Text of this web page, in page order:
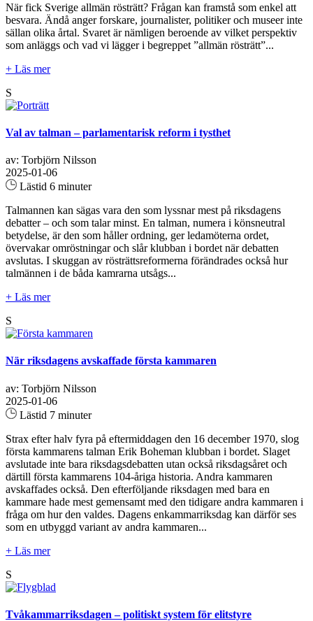
När fick Sverige allmän rösträtt? Frågan kan framstå som enkel att
besvara. Ändå anger forskare, journalister, politiker och museer inte
sällan olika årtal. Svaret är nämligen beroende av vilket perspektiv
som anläggs och vad vi lägger i begreppet ”allmän rösträtt”...
+ Läs mer
S
Val av talman – parlamentarisk reform i tysthet
av: Torbjörn Nilsson
2025-01-06
Lästid 6 minuter
Talmannen kan sägas vara den som lyssnar mest på riksdagens
debatter – och som talar minst. En talman, numera i könsneutral
betydelse, är den som håller ordning, ger ledamöterna ordet,
övervakar omröstningar och slår klubban i bordet när debatten
avslutas. I skuggan av rösträttsreformerna förändrades också hur
talmännen i de båda kamrarna utsågs...
+ Läs mer
S
När riksdagens avskaffade första kammaren
av: Torbjörn Nilsson
2025-01-06
Lästid 7 minuter
Strax efter halv fyra på eftermiddagen den 16 december 1970, slog
första kammarens talman Erik Boheman klubban i bordet. Slaget
avslutade inte bara riksdagsdebatten utan också riksdagsåret och
därtill första kammarens 104-åriga historia. Andra kammaren
avskaffades också. Den efterföljande riksdagen med bara en
kammare hade mest gemensamt med den tidigare andra kammaren i
fråga om hur den valdes. Dagens enkammarriksdag kan därför ses
som en utbyggd variant av andra kammaren...
+ Läs mer
S
Tvåkammarriksdagen – politiskt system för elitstyre